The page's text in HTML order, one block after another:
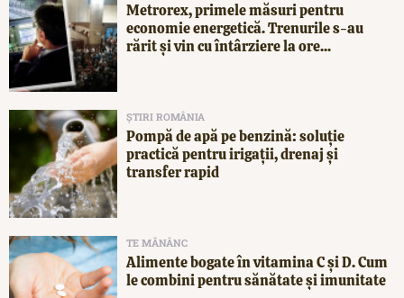
Metrorex, primele măsuri pentru
economie energetică. Trenurile s-au
rărit și vin cu întârziere la ore...
ȘTIRI ROMÂNIA
Pompă de apă pe benzină: soluție
practică pentru irigații, drenaj și
transfer rapid
TE MĂNÂNC
Alimente bogate în vitamina C și D. Cum
le combini pentru sănătate și imunitate